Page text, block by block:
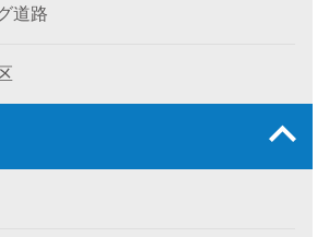
道路